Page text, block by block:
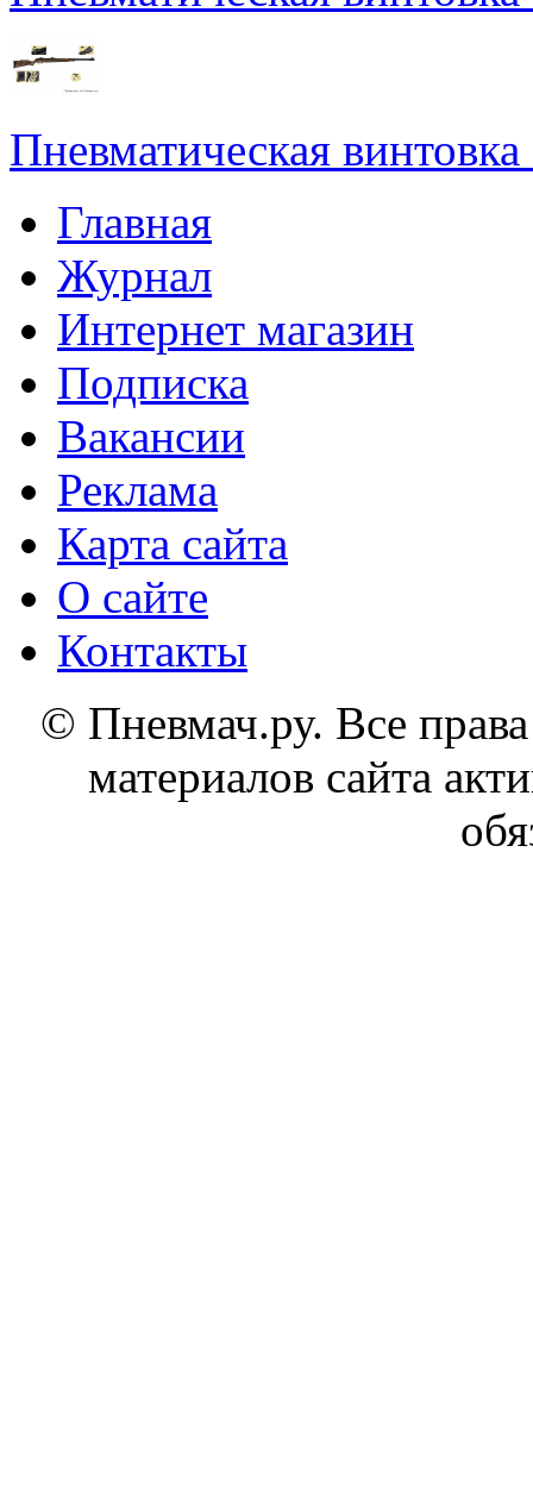
Пневматическая
Главная
Журнал
Интернет магазин
Подписка
Вакансии
Реклама
Карта сайта
О сайте
Контакты
© Пневмач.ру. Все
материалов сайта